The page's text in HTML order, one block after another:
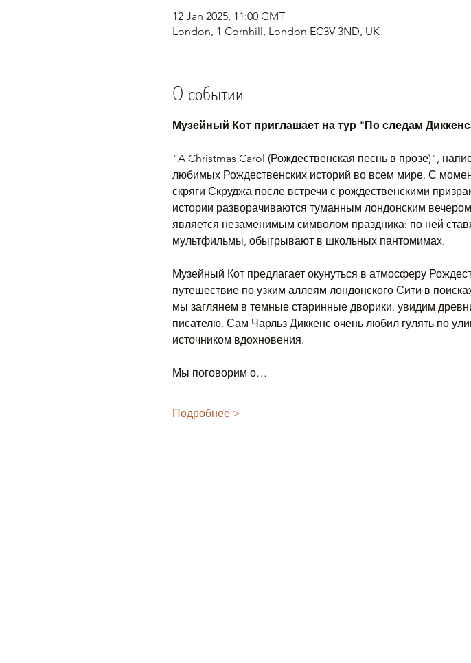
12 Jan 2025, 11:00 GMT
London, 1 Cornhill, London EC3V 3ND, UK
О событии
Музейный Кот приглашает на тур "По следам
"A Christmas Carol (Рождественская песнь в прозе)",
любимых Рождественских историй во всем мире. С
скряги Скруджа после встречи с рождественскими
истории разворачиваются туманным лондонским
является незаменимым символом праздника: по ней
мультфильмы, обыгрывают в школьных пантомимах.
Музейный Кот предлагает окунуться в атмосферу
путешествие по узким аллеям лондонского Сити в
мы заглянем в темные старинные дворики, увидим
писателю. Сам Чарльз Диккенс очень любил гулять по
источником вдохновения.
Мы поговорим о…
Подробнее >